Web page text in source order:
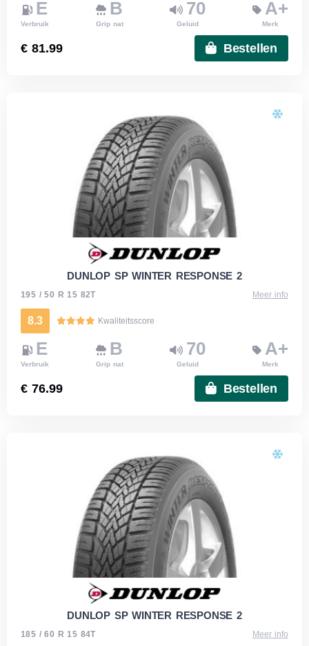
E
Verbruik
B
Grip nat
70
Geluid
A+
Merk
€ 81.99 Bestellen
DUNLOP SP WINTER RESPONSE 2
195 / 50 R 15 82T Meer info
8.3 Kwaliteitsscore
E
Verbruik
B
Grip nat
70
Geluid
A+
Merk
€ 76.99 Bestellen
DUNLOP SP WINTER RESPONSE 2
185 / 60 R 15 84T Meer info